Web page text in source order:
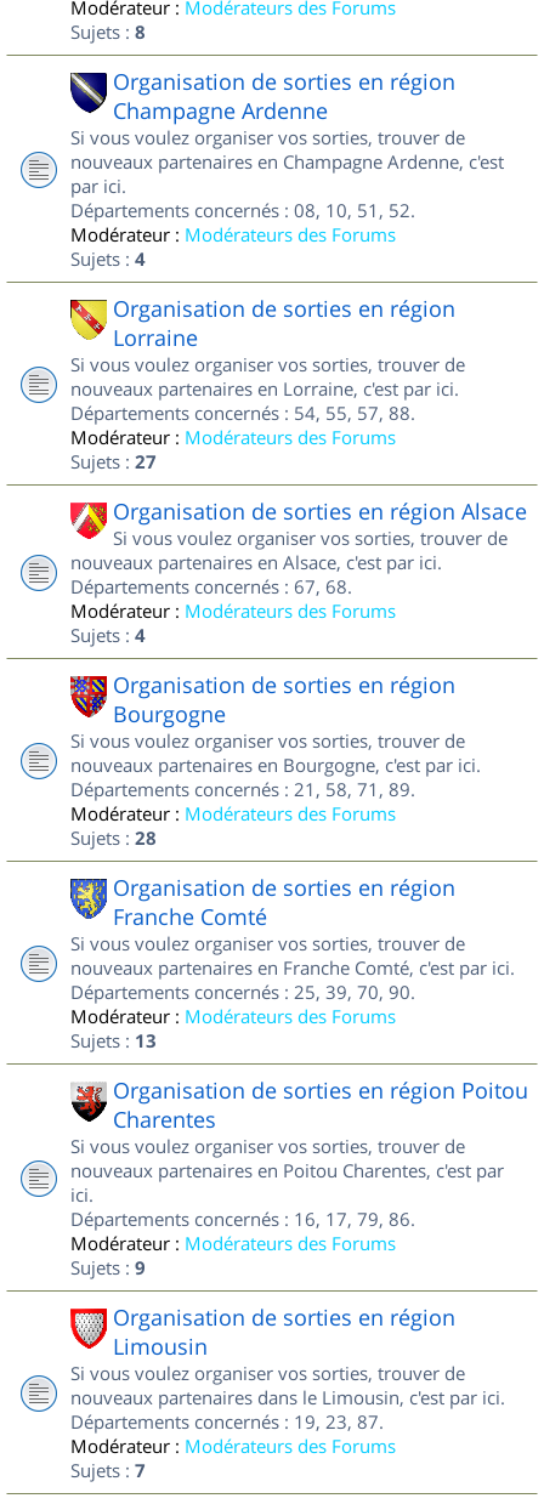
Modérateur : Modérateurs des Forums
Sujets : 8
Organisation de sorties en région
Champagne Ardenne
Si vous voulez organiser vos sorties, trouver de
nouveaux partenaires en Champagne Ardenne, c'est
par ici.
Départements concernés : 08, 10, 51, 52.
Modérateur : Modérateurs des Forums
Sujets : 4
Organisation de sorties en région
Lorraine
Si vous voulez organiser vos sorties, trouver de
nouveaux partenaires en Lorraine, c'est par ici.
Départements concernés : 54, 55, 57, 88.
Modérateur : Modérateurs des Forums
Sujets : 27
Organisation de sorties en région Alsace
Si vous voulez organiser vos sorties, trouver de
nouveaux partenaires en Alsace, c'est par ici.
Départements concernés : 67, 68.
Modérateur : Modérateurs des Forums
Sujets : 4
Organisation de sorties en région
Bourgogne
Si vous voulez organiser vos sorties, trouver de
nouveaux partenaires en Bourgogne, c'est par ici.
Départements concernés : 21, 58, 71, 89.
Modérateur : Modérateurs des Forums
Sujets : 28
Organisation de sorties en région
Franche Comté
Si vous voulez organiser vos sorties, trouver de
nouveaux partenaires en Franche Comté, c'est par ici.
Départements concernés : 25, 39, 70, 90.
Modérateur : Modérateurs des Forums
Sujets : 13
Organisation de sorties en région Poitou
Charentes
Si vous voulez organiser vos sorties, trouver de
nouveaux partenaires en Poitou Charentes, c'est par
ici.
Départements concernés : 16, 17, 79, 86.
Modérateur : Modérateurs des Forums
Sujets : 9
Organisation de sorties en région
Limousin
Si vous voulez organiser vos sorties, trouver de
nouveaux partenaires dans le Limousin, c'est par ici.
Départements concernés : 19, 23, 87.
Modérateur : Modérateurs des Forums
Sujets : 7